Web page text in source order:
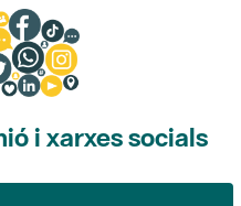
i xarxes socials